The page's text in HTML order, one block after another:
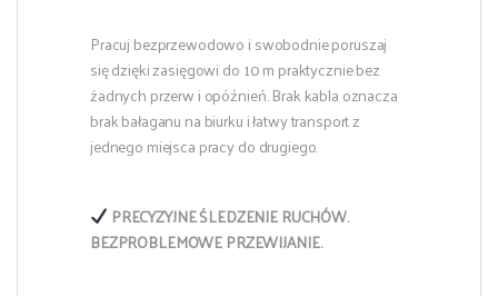
Pracuj bezprzewodowo i swobodnie poruszaj
się dzięki zasięgowi do 10 m praktycznie bez
żadnych przerw i opóźnień. Brak kabla oznacza
brak bałaganu na biurku i łatwy transport z
jednego miejsca pracy do drugiego.
PRECYZYJNE ŚLEDZENIE RUCHÓW.
BEZPROBLEMOWE PRZEWIJANIE.